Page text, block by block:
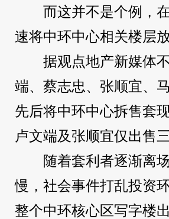
而这并不是个例，
速将中环中心相关楼层放
据观点地产新媒体
端、蔡志忠、张顺宜、
先后将中环中心拆售套
卢文端及张顺宜仅出售
随着套利者逐渐离
慢，社会事件打乱投资
整个中环核心区写字楼